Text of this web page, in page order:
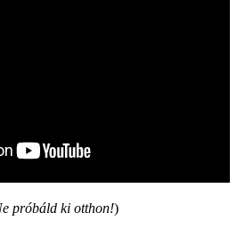
próbáld ki otthon!)